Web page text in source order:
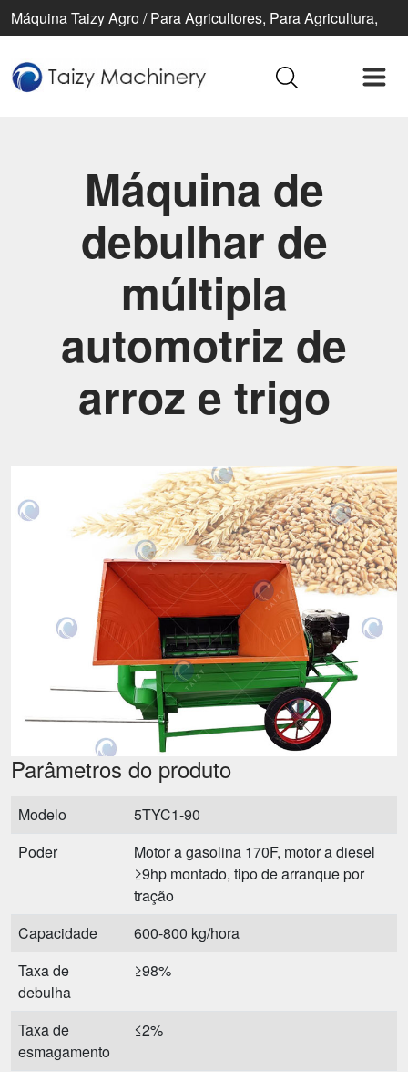
Máquina Taizy Agro / Para Agricultores, Para Agricultura,
Máquina de
debulhar de
múltipla
automotriz de
arroz e trigo
Parâmetros do produto
Modelo
5TYC1-90
Poder
Motor a gasolina 170F, motor a diesel
≥9hp montado, tipo de arranque por
tração
Capacidade
600-800 kg/hora
Taxa de
debulha
≥98%
Taxa de
esmagamento
≤2%